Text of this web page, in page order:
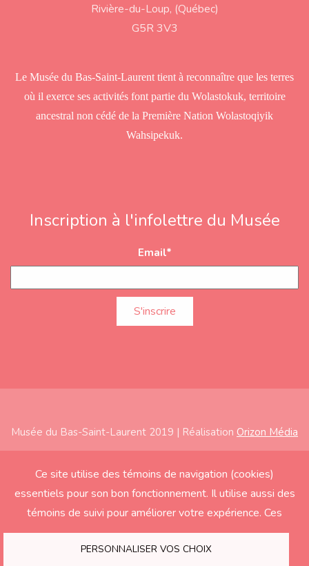
d
Rivière-du-Loup, (Québec)
G5R 3V3
Le Musée du Bas-Saint-Laurent tient à reconnaître que les terres
où il exerce ses activités font partie du Wolastokuk, territoire
ancestral non cédé de la Première Nation Wolastoqiyik
Wahsipekuk.
Inscription à l'infolettre du Musée
Email*
Musée du Bas-Saint-Laurent 2019 | Réalisation Orizon Média
Ce site utilise des témoins de navigation (cookies)
essentiels pour son bon fonctionnement. Il utilise aussi des
témoins de suivi pour améliorer votre expérience. Ces
derniers seront activés seulement si vous acceptez.
PERSONNALISER VOS CHOIX
Subfooter
Accueil
À propos
Éducation